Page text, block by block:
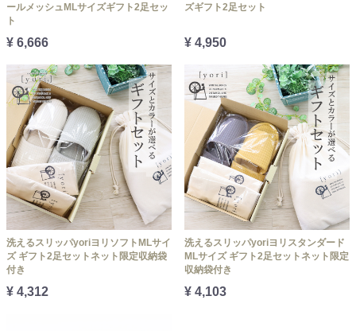
ールメッシュMLサイズギフト2足セッ
ト
¥ 6,666
ズギフト2足セット
¥ 4,950
洗えるスリッパyoriヨリソフトMLサイ
ズ ギフト2足セットネット限定収納袋
付き
¥ 4,312
洗えるスリッパyoriヨリスタンダード
MLサイズ ギフト2足セットネット限定
収納袋付き
¥ 4,103